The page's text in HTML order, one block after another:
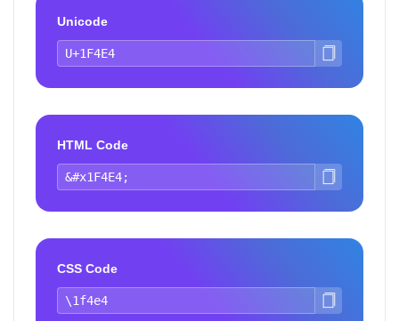
Unicode
HTML Code
CSS Code